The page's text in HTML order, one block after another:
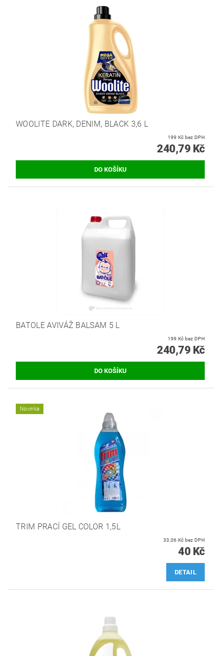
WOOLITE DARK, DENIM, BLACK 3,6 L
199 Kč bez DPH
240,79 Kč
BATOLE AVIVÁŽ BALSAM 5 L
199 Kč bez DPH
240,79 Kč
Novinka
TRIM PRACÍ GEL COLOR 1,5L
33,06 Kč bez DPH
40 Kč
DETAIL